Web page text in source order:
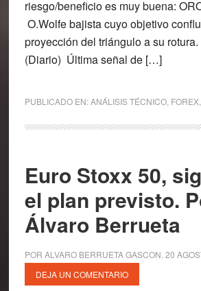
riesgo/beneficio es muy buena:
O.Wolfe bajista cuyo objetivo
proyección del triángulo a su
(Diario) Última señal de […]
PUBLICADO EN:ANÁLISIS TÉCNICO, FOREX,
Euro Stoxx 50,
el plan previsto.
Álvaro Berrueta
POR ALVARO BERRUETA GASCON 20
DEJA UN COMENTARIO